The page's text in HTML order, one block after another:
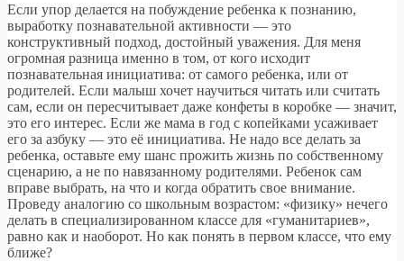
Если упор делается на побуждение ребенка к познанию,
выработку познавательной активности — это
конструктивный подход, достойный уважения. Для меня
огромная разница именно в том, от кого исходит
познавательная инициатива: от самого ребенка, или от
родителей. Если малыш хочет научиться читать или считать
сам, если он пересчитывает даже конфеты в коробке — значит,
это его интерес. Если же мама в год с копейками усаживает
его за азбуку — это её инициатива. Не надо все делать за
ребенка, оставьте ему шанс прожить жизнь по собственному
сценарию, а не по навязанному родителями. Ребенок сам
вправе выбрать, на что и когда обратить свое внимание.
Проведу аналогию со школьным возрастом: «физику» нечего
делать в специализированном классе для «гуманитариев»,
равно как и наоборот. Но как понять в первом классе, что ему
ближе?